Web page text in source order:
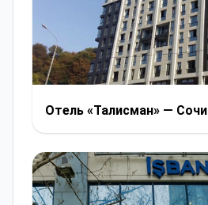
Отель «Талисман» — Сочи